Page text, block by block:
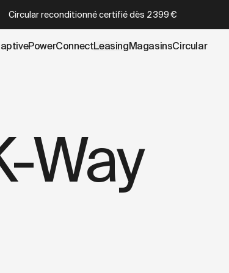
Circular reconditionné certifiédès 2 399 €
ConnectLeasingMagasinsCircular
Way